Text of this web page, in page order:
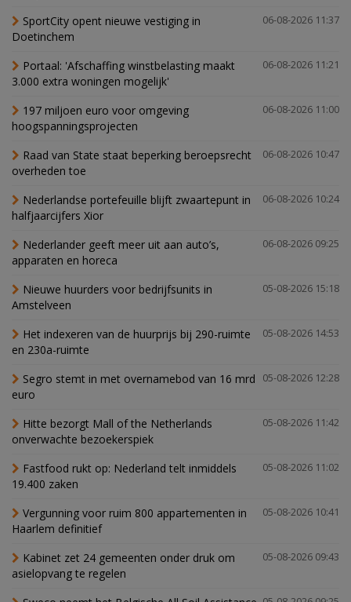
06-08-2026 11:37
SportCity opent nieuwe vestiging in
Doetinchem
06-08-2026 11:21
Portaal: 'Afschaffing winstbelasting maakt
3.000 extra woningen mogelijk'
06-08-2026 11:00
197 miljoen euro voor omgeving
hoogspanningsprojecten
06-08-2026 10:47
Raad van State staat beperking beroepsrecht
overheden toe
06-08-2026 10:24
Nederlandse portefeuille blijft zwaartepunt in
halfjaarcijfers Xior
06-08-2026 09:25
Nederlander geeft meer uit aan auto’s,
apparaten en horeca
05-08-2026 15:18
Nieuwe huurders voor bedrijfsunits in
Amstelveen
05-08-2026 14:53
Het indexeren van de huurprijs bij 290-ruimte
en 230a-ruimte
05-08-2026 12:28
Segro stemt in met overnamebod van 16 mrd
euro
05-08-2026 11:42
Hitte bezorgt Mall of the Netherlands
onverwachte bezoekerspiek
05-08-2026 11:02
Fastfood rukt op: Nederland telt inmiddels
19.400 zaken
05-08-2026 10:41
Vergunning voor ruim 800 appartementen in
Haarlem definitief
05-08-2026 09:43
Kabinet zet 24 gemeenten onder druk om
asielopvang te regelen